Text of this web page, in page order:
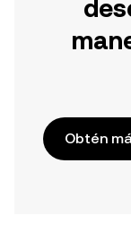
Obtén